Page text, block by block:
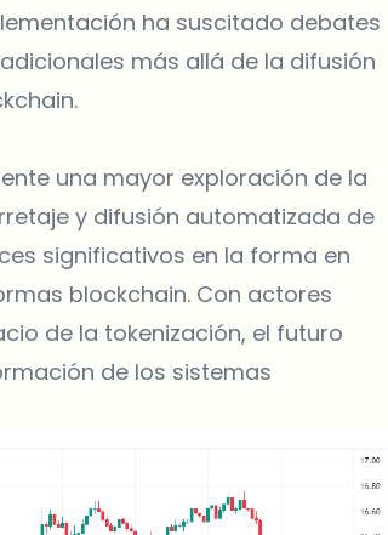
ha suscitado debates
más allá de la difusión
una mayor exploración de la
y difusión automatizada de
significativos en la forma en
blockchain. Con actores
de la tokenización, el futuro
de los sistemas